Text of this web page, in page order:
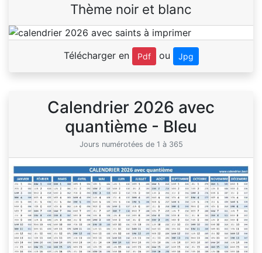
Thème noir et blanc
Télécharger en Pdf ou Jpg
Calendrier 2026 avec
quantième - Bleu
Jours numérotées de 1 à 365